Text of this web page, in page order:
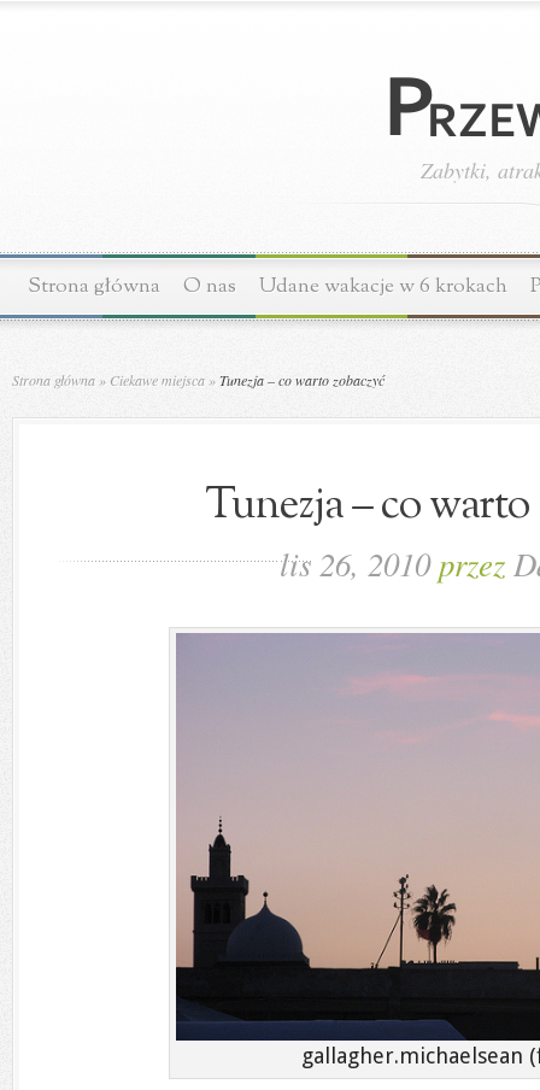
Zabytki,
Strona główna O nas Udane wakacje w 6 krokach
Strona główna » Ciekawe miejsca »Tunezja – co warto zobaczyć
Tunezja – co warto
lis 26, 2010przez
gallagher.michaelsean